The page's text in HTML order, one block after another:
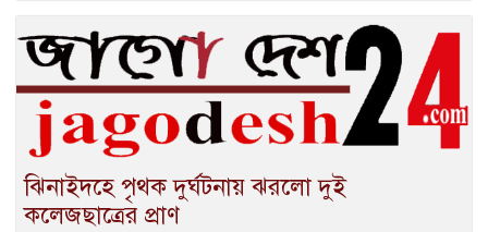
ঝিনাইদহে পৃথক দুর্ঘটনায় ঝরলো দুই
কলেজছাত্রের প্রাণ